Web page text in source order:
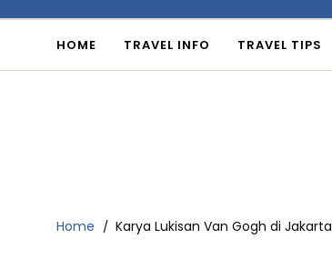
HOME TRAVEL INFO TRAVEL TIPS
Home Karya Lukisan Van Gogh di Jakarta